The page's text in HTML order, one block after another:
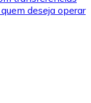
deseja operar